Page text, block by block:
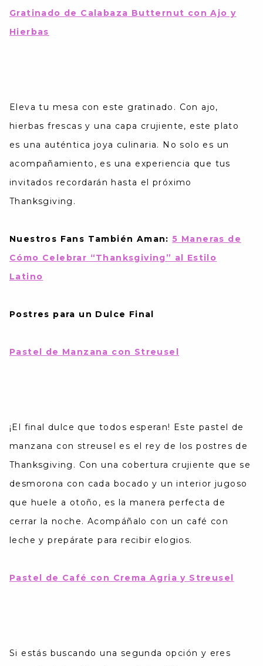
Gratinado de Calabaza Butternut con Ajo y
Hierbas
Eleva tu mesa con este gratinado. Con ajo,
hierbas frescas y una capa crujiente, este plato
es una auténtica joya culinaria. No solo es un
acompañamiento, es una experiencia que tus
invitados recordarán hasta el próximo
Thanksgiving.
Nuestros Fans También Aman:5 Maneras de
Cómo Celebrar “Thanksgiving” al Estilo
Latino
Postres para un Dulce Final
Pastel de Manzana con Streusel
¡El final dulce que todos esperan! Este pastel de
manzana con streusel es el rey de los postres de
Thanksgiving. Con una cobertura crujiente que se
desmorona con cada bocado y un interior jugoso
que huele a otoño, es la manera perfecta de
cerrar la noche. Acompáñalo con un café con
leche y prepárate para recibir elogios.
Pastel de Café con Crema Agria y Streusel
Si estás buscando una segunda opción y eres